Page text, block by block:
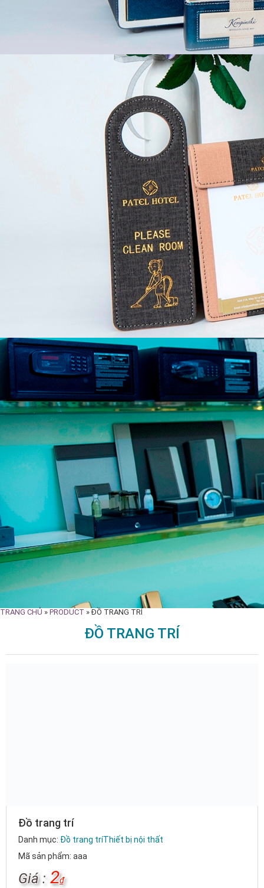
TRANG CHỦ » PRODUCT »ĐỒ TRANG TRÍ
ĐỒ TRANG TRÍ
Đồ trang trí
Danh mục: Đồ trang tríThiết bị nội thất
Mã sản phẩm: aaa
Giá : 2₫